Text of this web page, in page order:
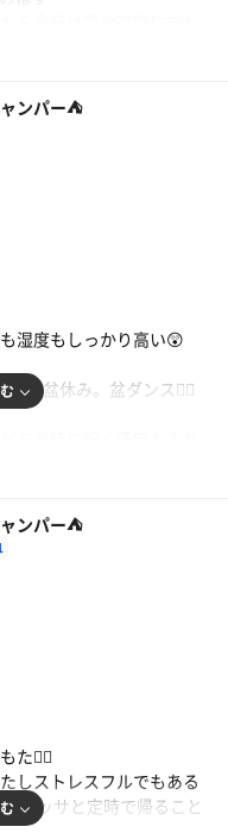
とミニ生姜焼き丼🐷。こ
ヌン🍜がうまスギちゃん
｀*)
どいい濃いめの味付けと
な🤣🤣😇
ゃあないところもあるし
でるなぁ💦
りま身体を洗って先に炭
へ。
なのは居たけど、基本は
来た時も思いました。
朝🈂️活をマンキツしま
ので100℃かなぁと。
っかりとサウニングでキ
のに🤣)1時間後にすぐ昼
浜松駅前のビックカメ
取れなかったから近く
ラが該当。しかも土曜日
のはいいけど時間が中途
かな。ピアは2時間だけ
に行くようにしよ🤪
アレ食べに磐田に行こ🚗
メン開いていた🍜
🤔
中華(魚介と鶏のダブル
たのはアテクシらし
べるつもりだったしいい
ヌン🍜とは違う(ヾ(´・
ど魚介の風味はほんのり
の風味がﾀﾏﾗﾝﾃｨｳｽㄟ( ･ө･
ンパー⛺
湿度もしっかり高い😲
の盆休み。盆ダンス👯‍♂️
んでしょうなぁ🤣🤣🤣
で晚メッシ食いに行き
うかな。
肉の柚子胡椒炒めをチョ
柚子胡椒の辛さがマッ
券が7枚貯まっていたの
ない🤣
ンパー⛺
😮‍💨
しストレスフルでもある
サッサと定時で帰ること